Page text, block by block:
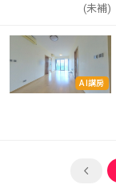
(未補)
AI講房